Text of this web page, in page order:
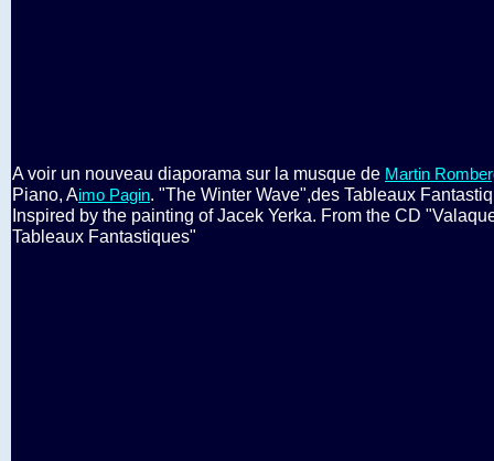
A voir un nouveau diaporama sur la musque de Martin
Piano, Aimo Pagin. "The Winter Wave",des Tableaux
Inspired by the painting of Jacek Yerka. From the CD
Tableaux Fantastiques"